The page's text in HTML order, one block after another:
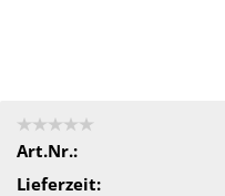
Art.Nr.:
Lieferzeit: